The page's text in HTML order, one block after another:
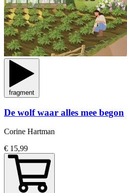
fragment
De wolf waar alles mee begon
Corine Hartman
€ 15,99